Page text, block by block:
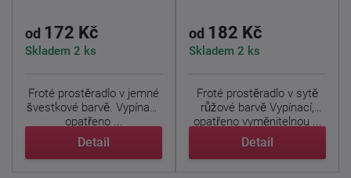
od 172 Kč
Skladem 2 ks
Froté prostěradlo v jemné
švestkové barvě. Vypínací,
opatřeno ...
Detail
od 182 Kč
Skladem 2 ks
Froté prostěradlo v sytě
růžové barvě Vypínací,
opatřeno vyměnitelnou ...
Detail